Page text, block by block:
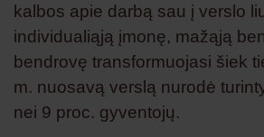
kalbos apie darbą sau į verslo
individualiąją įmonę, mažąją
bendrovę transformuojasi šiek
m. nuosavą verslą nurodė
nei 9 proc. gyventojų.